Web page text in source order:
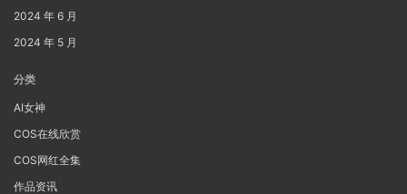
2024 年 6 月
2024 年 5 月
分类
AI女神
COS在线欣赏
COS网红全集
作品资讯